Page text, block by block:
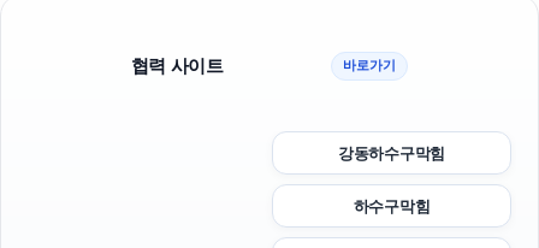
협력 사이트 바로가기
강동하수구막힘
하수구막힘